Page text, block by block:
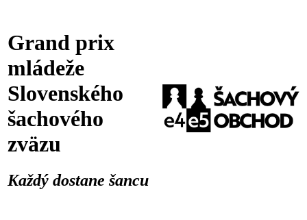
Grand prix
mládeže
Slovenského
šachového
zväzu
Každý dostane šancu